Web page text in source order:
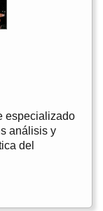
especializado
análisis y
del